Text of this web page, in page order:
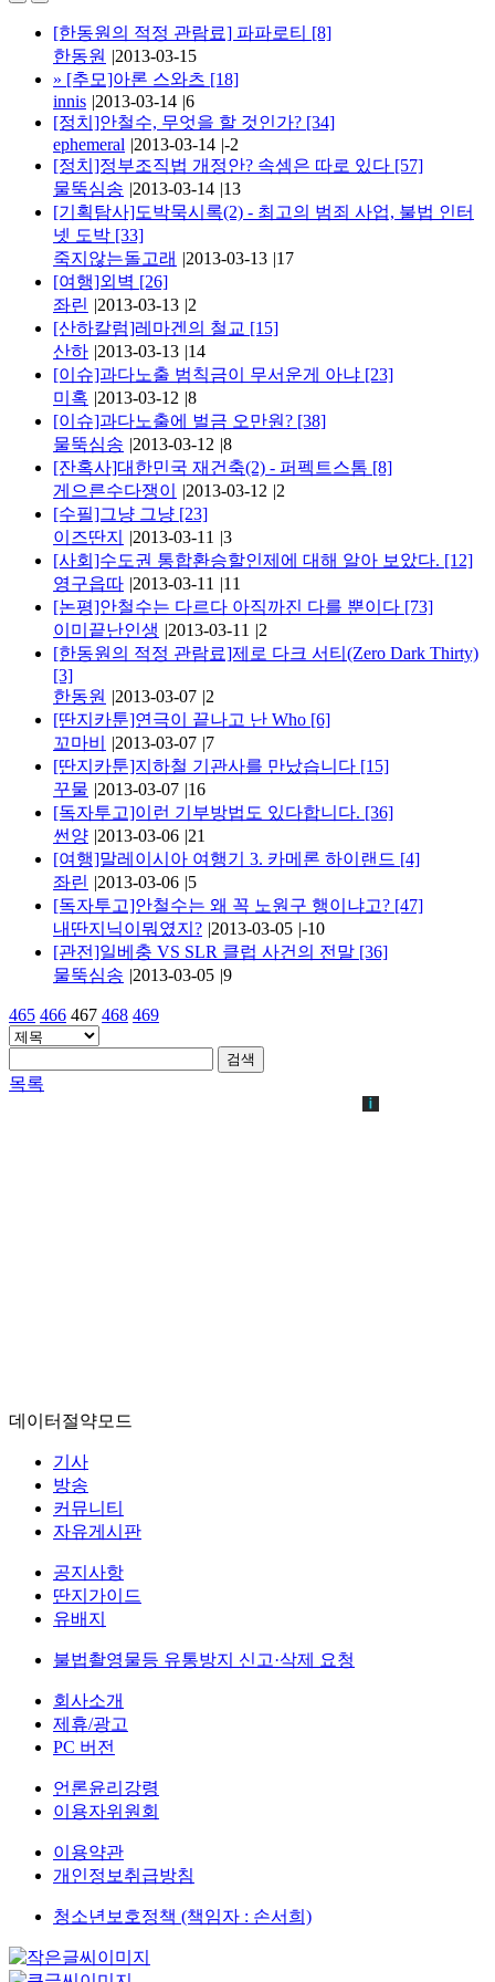
[한동원의 적정 관람료] 파파로티 [8]
한동원 |2013-03-15
» [추모]아론 스와츠 [18]
innis |2013-03-14 |6
[정치]안철수, 무엇을 할 것인가? [34]
ephemeral |2013-03-14 |-2
[정치]정부조직법 개정안? 속셈은 따로 있다 [57]
물뚝심송 |2013-03-14 |13
[기획탐사]도박묵시록(2) - 최고의 범죄 사업, 불법 인터
넷 도박 [33]
죽지않는돌고래 |2013-03-13 |17
[여행]외벽 [26]
좌린 |2013-03-13 |2
[산하칼럼]레마겐의 철교 [15]
산하 |2013-03-13 |14
[이슈]과다노출 범칙금이 무서운게 아냐 [23]
미혹 |2013-03-12 |8
[이슈]과다노출에 벌금 오만원? [38]
물뚝심송 |2013-03-12 |8
[잔혹사]대한민국 재건축(2) - 퍼펙트스톰 [8]
게으른수다쟁이
|2013-03-12 |2
[수필]그냥 그냥 [23]
이즈딴지
|2013-03-11 |3
[사회]수도권 통합환승할인제에 대해 알아 보았다. [12]
영구읍따 |2013-03-11 |11
[논평]안철수는 다르다 아직까진 다를 뿐이다 [73]
이미끝난인생 |2013-03-11 |2
[한동원의 적정 관람료]제로 다크 서티(Zero Dark Thirty)
[3]
한동원 |2013-03-07 |2
[딴지카툰]연극이 끝나고 난 Who [6]
꼬마비
|2013-03-07 |7
[딴지카툰]지하철 기관사를 만났습니다 [15]
꾸물 |2013-03-07 |16
[독자투고]이런 기부방법도 있다합니다. [36]
썬양 |2013-03-06 |21
[여행]말레이시아 여행기 3. 카메론 하이랜드 [4]
좌린 |2013-03-06 |5
[독자투고]안철수는 왜 꼭 노원구 행이냐고? [47]
내딴지닉이뭐였지? |2013-03-05 |-10
[관전]일베충 VS SLR 클럽 사건의 전말 [36]
물뚝심송 |2013-03-05 |9
465 466 467 468 469
검색
목록
데이터절약모드
기사
방송
커뮤니티
자유게시판
공지사항
딴지가이드
유배지
불법촬영물등 유통방지 신고·삭제 요청
회사소개
제휴/광고
PC 버전
언론윤리강령
이용자위원회
이용약관
개인정보취급방침
청소년보호정책 (책임자 : 손서희)